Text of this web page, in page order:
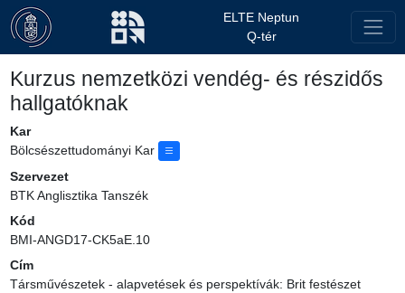
ELTE Neptun
Q-tér
Kurzus nemzetközi vendég- és részidős
hallgatóknak
Kar
Bölcsészettudományi Kar
Szervezet
BTK Anglisztika Tanszék
Kód
BMI-ANGD17-CK5aE.10
Cím
Társművészetek - alapvetések és perspektívák: Brit festészet